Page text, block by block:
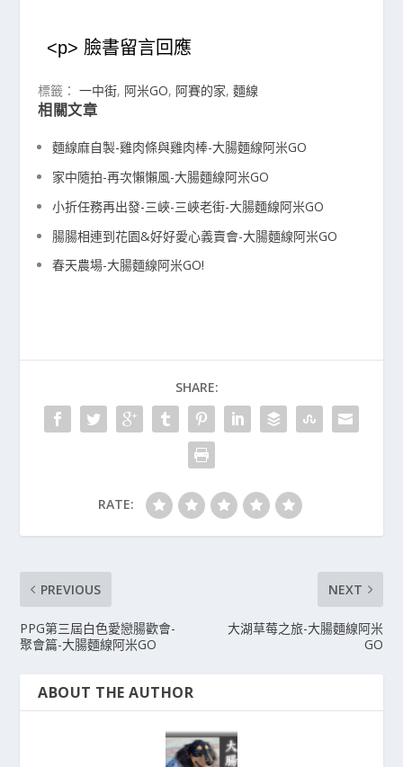
<p> 臉書留言回應
標籤：一中街, 阿米GO, 阿賽的家,麵線
相關文章
麵線麻自製-雞肉條與雞肉棒-大腸麵線阿米GO
家中隨拍-再次懶懶風-大腸麵線阿米GO
小折任務再出發-三峽-三峽老街-大腸麵線阿米GO
腸腸相連到花園&好好愛心義賣會-大腸麵線阿米GO
春天農場-大腸麵線阿米GO!
SHARE:
RATE:
PREVIOUS
PPG第三屆白色愛戀腸歡會-
聚會篇-大腸麵線阿米GO
NEXT
大湖草莓之旅-大腸麵線阿米
GO
ABOUT THE AUTHOR